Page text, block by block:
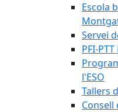
Escola
Servei
PFI-
l'ESO
Tallers
Consell